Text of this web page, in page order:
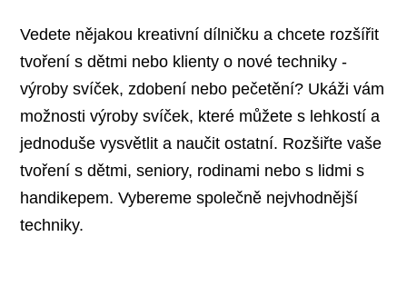
Vedete nějakou kreativní dílničku a chcete rozšířit
tvoření s dětmi nebo klienty o nové techniky -
výroby svíček, zdobení nebo pečetění? Ukáži vám
možnosti výroby svíček, které můžete s lehkostí a
jednoduše vysvětlit a naučit ostatní. Rozšiřte vaše
tvoření s dětmi, seniory, rodinami nebo s lidmi s
handikepem. Vybereme společně nejvhodnější
techniky.